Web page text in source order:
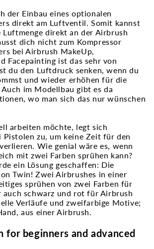
der Einbau eines optionalen
direkt am Luftventil. Somit kannst
direkt an der Airbrush
dich nicht zum Kompressor
bei Airbrush MakeUp,
Facepainting ist das sehr von
du den Luftdruck senken, wenn du
und wieder erhöhen für die
im Modellbau gibt es da
wo man sich das nur wünschen
arbeiten möchte, legt sich
Pistolen zu, um keine Zeit für den
Wie genial wäre es, wenn
mit zwei Farben sprühen kann?
ein Lösung geschaffen: Die
Twin! Zwei Airbrushes in einer
sprühen von zwei Farben für
auch schwarz und rot für Airbrush
Verläufe und zweifarbige Motive;
aus einer Airbrush.
for beginners and advanced